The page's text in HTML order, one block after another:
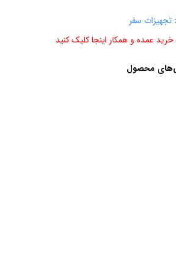
تجهیزات سفر
عمده و همکار اینجا کلیک کنید
محصول